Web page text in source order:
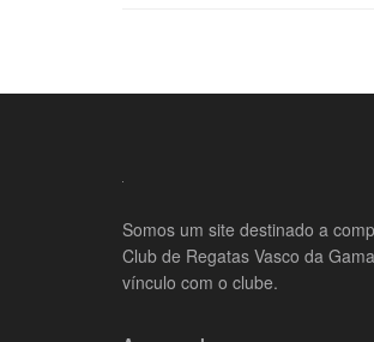
Somos um site destinado a
Club de Regatas Vasco da
vínculo com o clube.